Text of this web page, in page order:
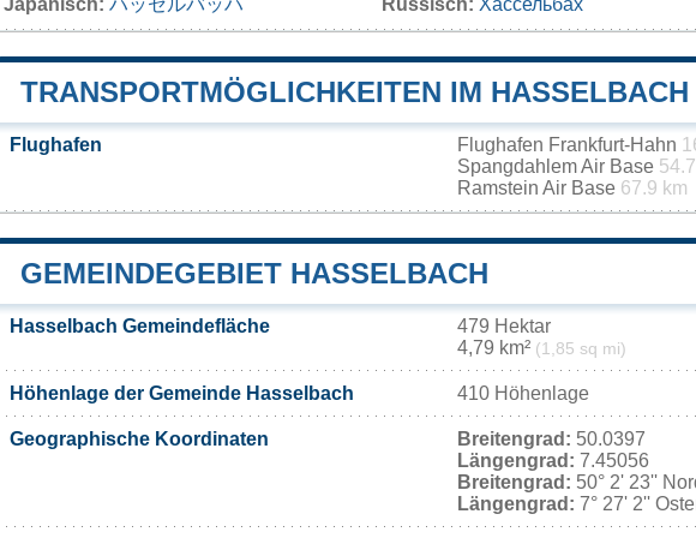
Japanisch: ハッセルバッハ Russisch: Хассельбах
TRANSPORTMÖGLICHKEITEN IM HASSELBACH
Flughafen Flughafen Frankfurt-Hahn
Spangdahlem Air Base
Ramstein Air Base 67.9 km
GEMEINDEGEBIET HASSELBACH
Hasselbach Gemeindefläche
479 Hektar
4,79 km² (1,85 sq mi)
Höhenlage der Gemeinde Hasselbach 410 Höhenlage
Geographische Koordinaten Breitengrad: 50.0397
Längengrad: 7.45056
Breitengrad: 50° 2' 23''
Längengrad: 7° 27' 2''